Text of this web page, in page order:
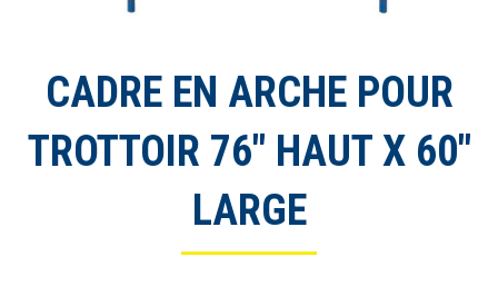
CADRE EN ARCHE POUR
TROTTOIR 76″ HAUT X 60″
LARGE